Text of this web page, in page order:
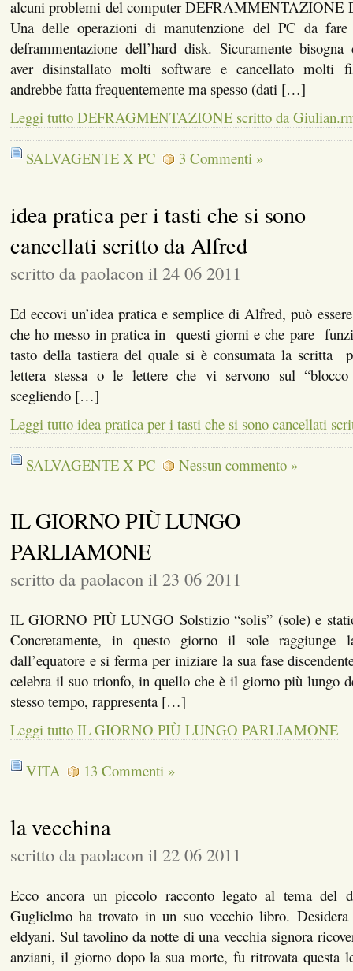
alcuni problemi del computer
Una delle operazioni di manutenzione del PC da
deframmentazione dell’hard disk. Sicuramente bisogna
aver disinstallato molti software e cancellato molti
andrebbe fatta frequentemente ma spesso (dati […]
Leggi tutto DEFRAGMENTAZIONE scritto da
SALVAGENTE X PC 3 Commenti »
idea pratica per i tasti che si sono
cancellati scritto da Alfred
scritto da paolacon il 24 06 2011
Ed eccovi un’idea pratica e semplice di Alfred, può
che ho messo in pratica in questi giorni e che pare
tasto della tastiera del quale si è consumata la
lettera stessa o le lettere che vi servono sul
scegliendo […]
Leggi tutto idea pratica per i tasti che si sono cancellati
SALVAGENTE X PC Nessun commento »
IL GIORNO PIÙ LUNGO
PARLIAMONE
scritto da paolacon il 23 06 2011
IL GIORNO PIÙ LUNGO Solstizio “solis” (sole) e
Concretamente, in questo giorno il sole raggiunge
dall’equatore e si ferma per iniziare la sua fase
celebra il suo trionfo, in quello che è il giorno più lungo
stesso tempo, rappresenta […]
Leggi tutto IL GIORNO PIÙ LUNGO PARLIAMONE
VITA 13 Commenti »
la vecchina
scritto da paolacon il 22 06 2011
Ecco ancora un piccolo racconto legato al tema del
Guglielmo ha trovato in un suo vecchio libro.
eldyani. Sul tavolino da notte di una vecchia signora
anziani, il giorno dopo la sua morte, fu ritrovata questa